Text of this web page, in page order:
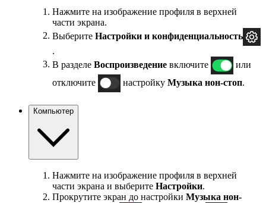
Нажмите на изображение профиля в верхней
части экрана.
Выберите Настройки и конфиденциальность
.
В разделе Воспроизведение включите
или
отключите
настройку Музыка нон-стоп.
Компьютер
Нажмите на изображение профиля в верхней
части экрана и выберите Настройки.
Прокрутите экран до настройки Музыка нон-